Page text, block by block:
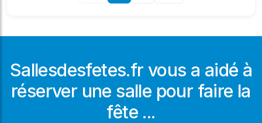
Sallesdesfetes.fr vous a aidé à
réserver une salle pour faire la
fête ...